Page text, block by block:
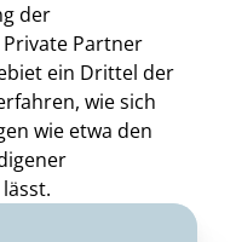
der
Partner
ein Drittel der
wie sich
wie etwa den